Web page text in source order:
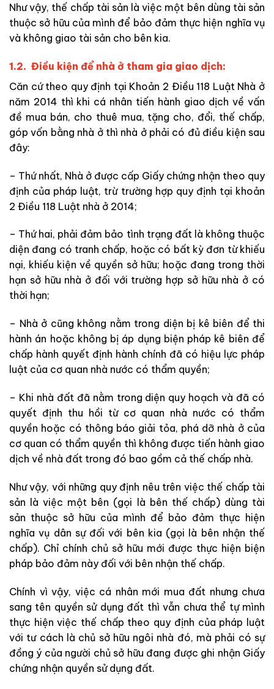
Như vậy, thế chấp tài sản là việc một bên dùng tài sản
thuộc sở hữu của mình để bảo đảm thực hiện nghĩa vụ
và không giao tài sản cho bên kia.
1.2. Điều kiện để nhà ở tham gia giao dịch:
Căn cứ theo quy định tại Khoản 2 Điều 118 Luật Nhà ở
năm 2014 thì khi cá nhân tiến hành giao dịch về vấn
đề mua bán, cho thuê mua, tặng cho, đổi, thế chấp,
góp vốn bằng nhà ở thì nhà ở phải có đủ điều kiện sau
đây:
– Thứ nhất, Nhà ở được cấp Giấy chứng nhận theo quy
định của pháp luật, trừ trường hợp quy định tại khoản
2 Điều 118 Luật nhà ở 2014;
– Thứ hai, phải đảm bảo tình trạng đất là không thuộc
diện đang có tranh chấp, hoặc có bất kỳ đơn từ khiếu
nại, khiếu kiện về quyền sở hữu; hoặc đang trong thời
hạn sở hữu nhà ở đối với trường hợp sở hữu nhà ở có
thời hạn;
– Nhà ở cũng không nằm trong diện bị kê biên để thi
hành án hoặc không bị áp dụng biện pháp kê biên để
chấp hành quyết định hành chính đã có hiệu lực pháp
luật của cơ quan nhà nước có thẩm quyền;
– Khi nhà đất đã nằm trong diện quy hoạch và đã có
quyết định thu hồi từ cơ quan nhà nước có thẩm
quyền hoặc có thông báo giải tỏa, phá dỡ nhà ở của
cơ quan có thẩm quyền thì không được tiến hành giao
dịch về nhà đất trong đó bao gồm cả thế chấp nhà.
Như vậy, với những quy định nêu trên việc thế chấp tài
sản là việc một bên (gọi là bên thế chấp) dùng tài
sản thuộc sở hữu của mình để bảo đảm thực hiện
nghĩa vụ dân sự đối với bên kia (gọi là bên nhận thế
chấp). Chỉ chính chủ sở hữu mới được thực hiện biện
pháp bảo đảm này đối với bên nhận thế chấp.
Chính vì vậy, việc cá nhân mới mua đất nhưng chưa
sang tên quyền sử dụng đất thì vẫn chưa thể tự mình
thực hiện việc thế chấp theo quy định của pháp luật
với tư cách là chủ sở hữu ngôi nhà đó, mà phải có sự
đồng ý của người chủ sở hữu đang được ghi nhận Giấy
chứng nhận quyền sử dụng đất.